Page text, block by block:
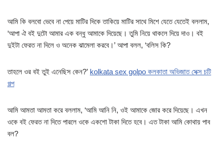
আমি কি বলবো ভেবে না পেয়ে মাটির দিকে তাকিয়ে মাটির সাথে মিশে যেতে যেতেই বললাম,
‘আপা ঐ বই দুটো আমার এক বন্ধু আমাকে দিয়েছে। তুমি নিয়ে থাকলে দিয়ে দাও। বই
দুইটা ফেরত না দিলে ও অনেক ঝামেলা করবে।’ আপা বলল, ‘বলিস কি?
তাহলে ওর বই তুই এনেছিস কেন?’ kolkata sex golpo কলকাতা অভিজাত সেক্স চটি
গল্প
আমি আমতা আমতা করে বললাম, ‘আমি আনি নি, ওই আমাকে জোর করে দিয়েছে। এখন
ওকে বই ফেরত না দিতে পারলে ওকে একশো টাকা দিতে হবে। এত টাকা আমি কোথায় পাব
বল?